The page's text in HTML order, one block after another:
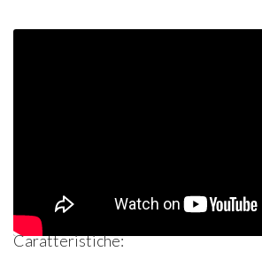
Caratteristiche: